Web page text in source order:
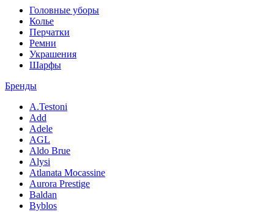
Головные уборы
Колье
Перчатки
Ремни
Украшения
Шарфы
Бренды
A.Testoni
Add
Adele
AGL
Aldo Brue
Alysi
Atlanata Mocassine
Aurora Prestige
Baldan
Byblos